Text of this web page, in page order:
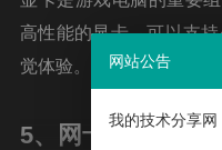
高性能的显卡，可以支
觉体验。
5、网卡
网站公告
我的技术分享